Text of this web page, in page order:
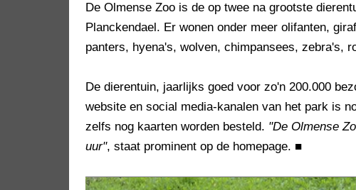
De Olmense Zoo is de op twee na grootste
Planckendael. Er wonen onder meer olifanten,
panters, hyena's, wolven, chimpansees, zebra's,
De dierentuin, jaarlijks goed voor zo'n 200.000
website en social media-kanalen van het park is
zelfs nog kaarten worden besteld. "De Olmense
uur", staat prominent op de homepage. ■